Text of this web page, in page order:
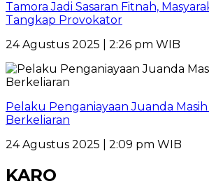
Tamora Jadi Sasaran Fitnah,
Tangkap Provokator
24 Agustus 2025 | 2:26 pm WIB
Pelaku Penganiayaan Juanda
Berkeliaran
24 Agustus 2025 | 2:09 pm WIB
KARO